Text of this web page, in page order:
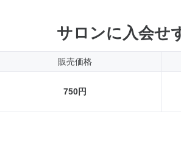
サロンに入会せ
販売価格
750円